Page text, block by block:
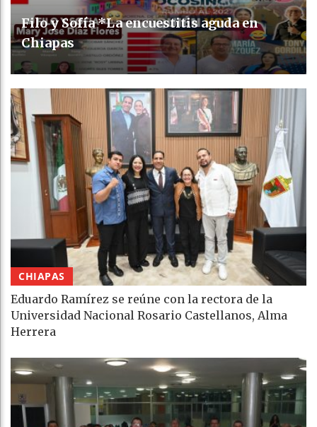
Filo y Sofía *La encuestitis aguda en
Chiapas
CHIAPAS
Eduardo Ramírez se reúne con la rectora de la
Universidad Nacional Rosario Castellanos, Alma
Herrera